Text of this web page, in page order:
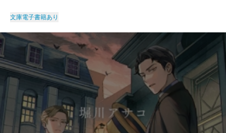
文庫電子書籍あり